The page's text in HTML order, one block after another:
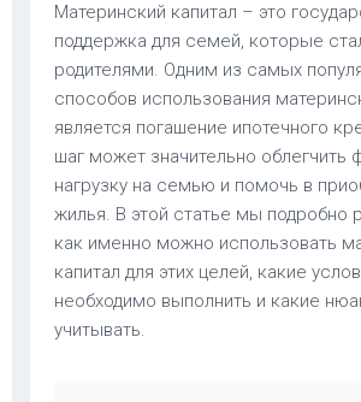
Материнский капитал – это
поддержка для семей, которые
родителями. Одним из самых
способов использования
является погашение ипотечного
шаг может значительно облегчить
нагрузку на семью и помочь в
жилья. В этой статье мы подробно
как именно можно использовать
капитал для этих целей, какие
необходимо выполнить и какие
учитывать.